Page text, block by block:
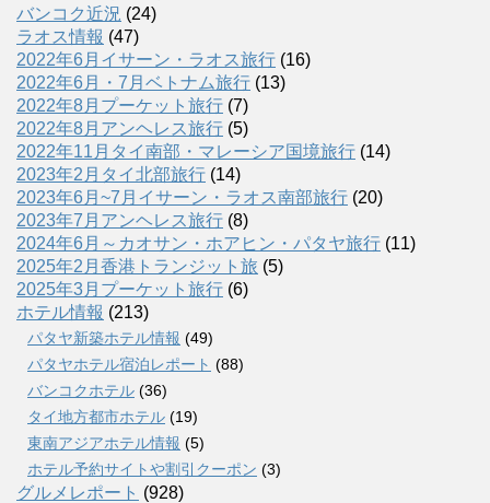
バンコク近況 (24)
ラオス情報 (47)
2022年6月イサーン・ラオス旅行 (16)
2022年6月・7月ベトナム旅行 (13)
2022年8月プーケット旅行 (7)
2022年8月アンヘレス旅行 (5)
2022年11月タイ南部・マレーシア国境旅行 (14)
2023年2月タイ北部旅行 (14)
2023年6月~7月イサーン・ラオス南部旅行 (20)
2023年7月アンヘレス旅行 (8)
2024年6月～カオサン・ホアヒン・パタヤ旅行 (11)
2025年2月香港トランジット旅 (5)
2025年3月プーケット旅行 (6)
ホテル情報 (213)
パタヤ新築ホテル情報 (49)
パタヤホテル宿泊レポート (88)
バンコクホテル (36)
タイ地方都市ホテル (19)
東南アジアホテル情報 (5)
ホテル予約サイトや割引クーポン (3)
グルメレポート (928)